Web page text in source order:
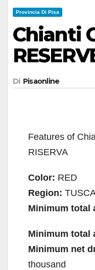
Provincia Di Pisa
Chianti
Di Pisaonline
Features of
RISERVA
Color: RED
Region:
Minimum total
Minimum total
Minimum net
thousand